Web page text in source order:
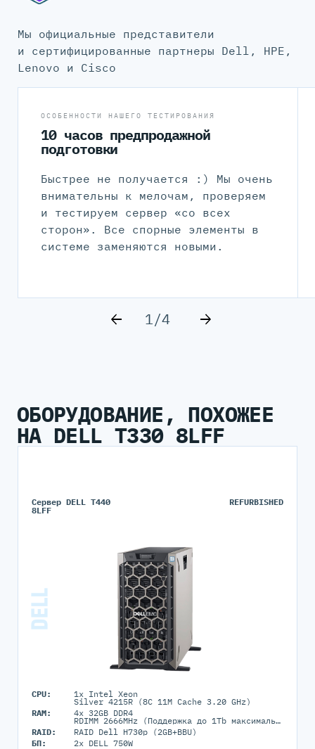
Мы официальные представители
и сертифицированные партнеры Dell, HPE,
Lenovo и Cisco
ОСОБЕННОСТИ НАШЕГО ТЕСТИРОВАНИЯ
10 часов предпродажной
подготовки
Быстрее не получается :) Мы очень
внимательны к мелочам, проверяем
и тестируем сервер «со всех
сторон». Все спорные элементы в
системе заменяются новыми.
1/4
ОБОРУДОВАНИЕ, ПОХОЖЕЕ
НА DELL T330 8LFF
Сервер DELL T440
8LFF
REFURBISHED
CPU: 1x Intel Xeon
Silver 4215R (8C 11M Cache 3.20 GHz)
RAM:
4x 32GB DDR4
RDIMM 2666MHz (Поддержка до 1Tb максимально, 16 RDIMM портов)
RAID:
RAID Dell H730p (2GB+BBU)
БП:
2x DELL 750W